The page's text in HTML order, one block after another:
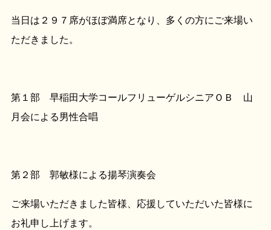
当日は２９７席がほぼ満席となり、多くの方にご来場い
ただきました。
第１部 早稲田大学コールフリューゲルシニアＯＢ 山
月会による男性合唱
第２部 郭敏様による揚琴演奏会
ご来場いただきました皆様、応援していただいた皆様に
お礼申し上げます。